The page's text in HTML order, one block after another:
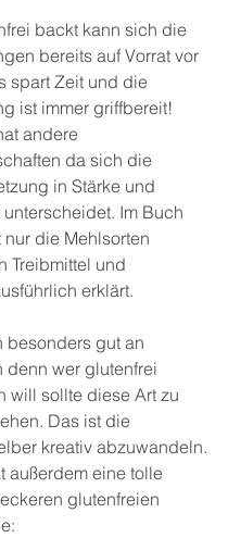
backt kann sich die
bereits auf Vorrat vor
spart Zeit und die
ist immer griffbereit!
andere
da sich die
in Stärke und
Im Buch
die Mehlsorten
Treibmittel und
erklärt.
besonders gut an
denn wer glutenfrei
will sollte diese Art zu
Das ist die
kreativ abzuwandeln.
außerdem eine tolle
glutenfreien